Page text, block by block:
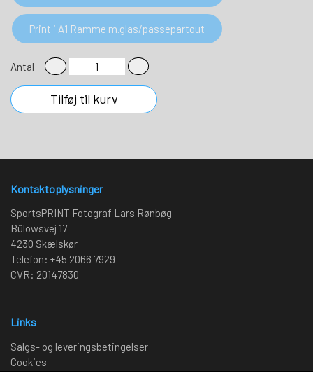
Print i A1 Ramme m.glas/passepartout
Antal
Tilføj til kurv
Kontaktoplysninger
SportsPRINT Fotograf Lars Rønbøg
Bülowsvej 17
4230 Skælskør
Telefon: +45 2066 7929
CVR: 20147830
Links
Salgs- og leveringsbetingelser
Cookies